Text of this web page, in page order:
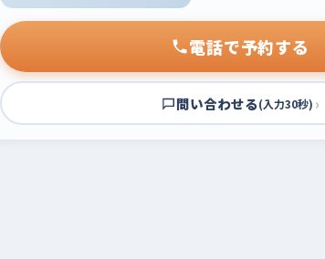
電話で予約する
問い合わせる(入力30秒) ›